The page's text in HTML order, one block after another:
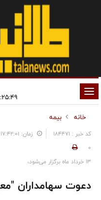
تغییر
وضعیت
ناوبری
خانه
بیمه
کد خبر : 184471 زمان: ۱۷:۴۲:۰۱ - تاریخ: ۱۴۰۵/۰۳/۰۴
0
13 خرداد ماه برگزار می‌شود،
دعوت سهامداران